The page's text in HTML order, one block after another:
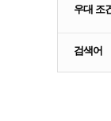
우대 조
검색어